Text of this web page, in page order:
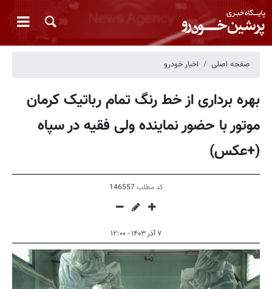
صفحه اصلی اخبار خودرو
بهره برداری از خط رنگ تمام رباتیک کرمان
موتور با حضور نماینده ولی فقیه در سپاه
(+عکس)
کد مطلب 146557
۷ آذر ۱۴۰۳ - ۱۲:۰۰